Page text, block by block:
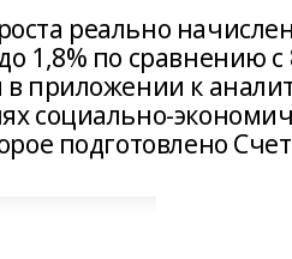
реально
1,8% по сравнению
в приложении к
социально-
подготовлено